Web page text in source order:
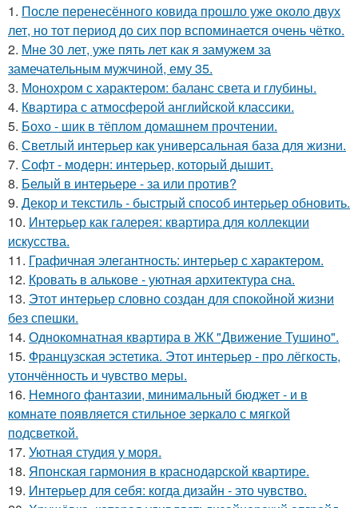
1. После перенесённого ковида прошло уже около двух
лет, но тот период до сих пор вспоминается очень чётко.
2. Мне 30 лет, уже пять лет как я замужем за
замечательным мужчиной, ему 35.
3. Монохром с характером: баланс света и глубины.
4. Квартира с атмосферой английской классики.
5. Бохо - шик в тёплом домашнем прочтении.
6. Светлый интерьер как универсальная база для жизни.
7. Софт - модерн: интерьер, который дышит.
8. Белый в интерьере - за или против?
9. Декор и текстиль - быстрый способ интерьер обновить.
10. Интерьер как галерея: квартира для коллекции
искусства.
11. Графичная элегантность: интерьер с характером.
12. Кровать в алькове - уютная архитектура сна.
13. Этот интерьер словно создан для спокойной жизни
без спешки.
14. Однокомнатная квартира в ЖК "Движение Тушино".
15. Французская эстетика. Этот интерьер - про лёгкость,
утончённость и чувство меры.
16. Немного фантазии, минимальный бюджет - и в
комнате появляется стильное зеркало с мягкой
подсветкой.
17. Уютная студия у моря.
18. Японская гармония в краснодарской квартире.
19. Интерьер для себя: когда дизайн - это чувство.